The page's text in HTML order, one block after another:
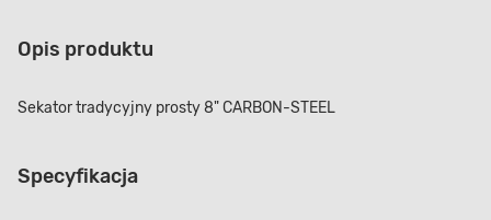
Opis produktu
Sekator tradycyjny prosty 8" CARBON-STEEL
Specyfikacja